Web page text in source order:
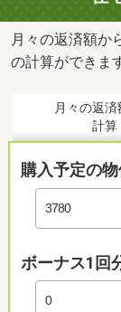
月々の返済額か
の計算ができま
月々の返済
計算
購入予定の物
ボーナス1回